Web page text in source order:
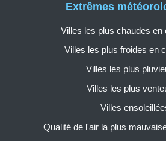
Extrêmes
Villes les plus chaudes en
Villes les plus froides en
Villes les plus
Villes les plus
Villes
Qualité de l'air la plus